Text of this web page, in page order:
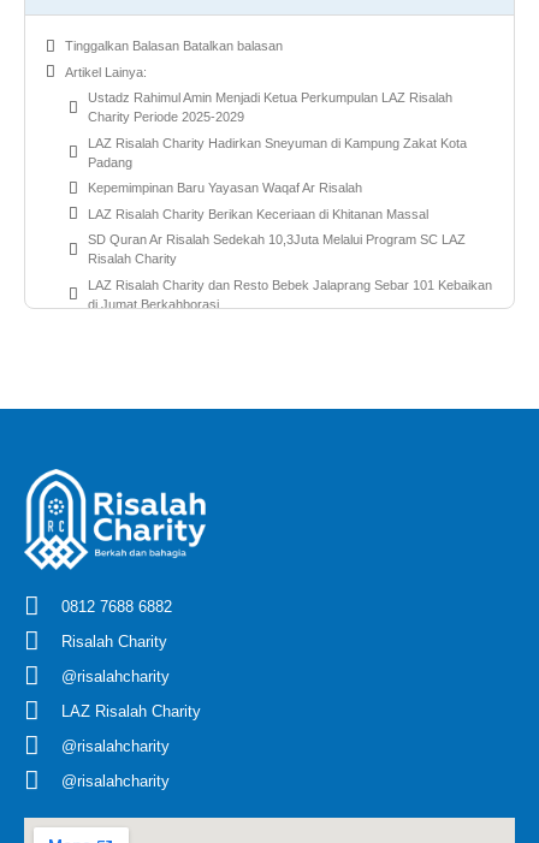
Tinggalkan Balasan Batalkan balasan
Artikel Lainya:
Ustadz Rahimul Amin Menjadi Ketua Perkumpulan LAZ Risalah
Charity Periode 2025-2029
LAZ Risalah Charity Hadirkan Sneyuman di Kampung Zakat Kota
Padang
Kepemimpinan Baru Yayasan Waqaf Ar Risalah
LAZ Risalah Charity Berikan Keceriaan di Khitanan Massal
SD Quran Ar Risalah Sedekah 10,3Juta Melalui Program SC LAZ
Risalah Charity
LAZ Risalah Charity dan Resto Bebek Jalaprang Sebar 101 Kebaikan
di Jumat Berkahborasi
Share Berita:
Share Berita:
0812 7688 6882
Risalah Charity
@risalahcharity
LAZ Risalah Charity
@risalahcharity
@risalahcharity